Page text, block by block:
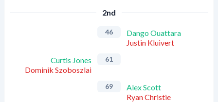
2nd
46
Dango Ouattara
Justin Kluivert
Curtis Jones
Dominik Szoboszlai
61
69
Alex Scott
Ryan Christie